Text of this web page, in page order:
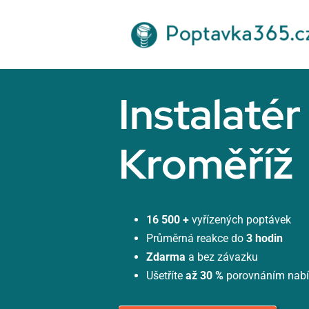
Instalatér
Kroměříž
16 500 + vyřízených poptávek
Průměrná reakce do 3 hodin
Zdarma a bez závazku
Ušetříte až 30 %porovnáním